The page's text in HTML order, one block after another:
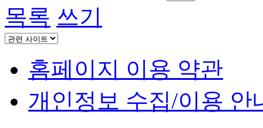
목록 쓰기
홈페이지 이용 약관
개인정보 수집/이용 안